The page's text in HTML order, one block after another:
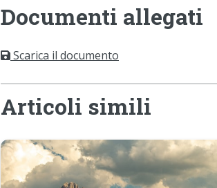
Documenti allegati
Scarica il documento
Articoli simili